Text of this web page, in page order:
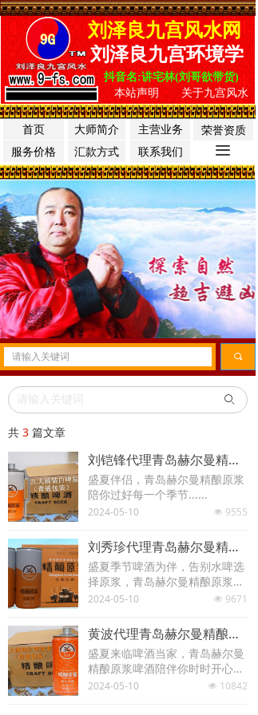
首页
끀
联系我们
汇款方式
服务价格
荣誉资质
主营业务
刘泽良九宫风水网
大师简介
끠
本站声明 关于九宫风水
刘泽良九宫环境学
抖音名:讲宅林(刘哥欲带货)
ꄙ
共 3 篇文章
刘铠锋代理青岛赫尔曼精酿原浆.放下水啤选择原浆.精酿原浆哪家好.口感品味数青岛.喝啤酒就选青岛赫尔曼精酿原浆啤酒
盛夏伴侣，青岛赫尔曼精酿原浆
陪你过好每一个季节......
넶 9555
2024-05-10
刘秀珍代理青岛赫尔曼精酿原浆.精酿原浆哪家好.口感品味数青岛.放下水啤选择原浆.喝啤酒就选青岛赫尔曼精酿原浆啤酒
盛夏季节啤酒为伴，告别水啤选
择原浆，青岛赫尔曼精酿原浆是
你不二的选择......
넶 9671
2024-05-10
黄波代理青岛赫尔曼精酿原浆.告别水啤.选择原浆.青岛精酿原浆啤酒哪家好.不喝不知道.一喝就知晓.青岛赫尔曼精酿原浆是你不二选择
盛夏来临啤酒当家，青岛赫尔曼
精酿原浆啤酒陪伴你时时开心天
天发财......
넶 10842
2024-05-10